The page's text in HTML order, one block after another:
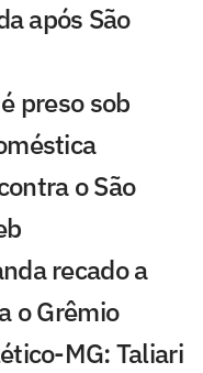
após São
preso sob
o São
recado a
o Grêmio
MG: Taliari